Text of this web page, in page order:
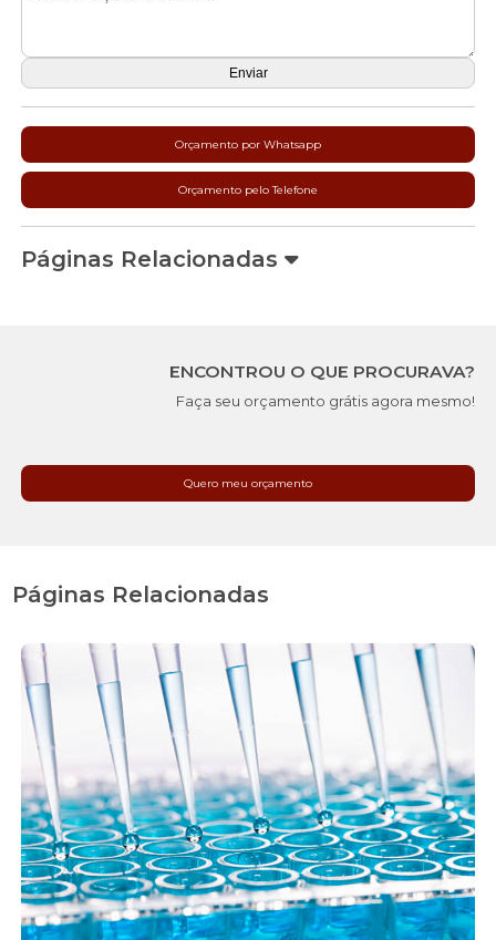
Orçamento por Whatsapp
Orçamento pelo Telefone
Páginas Relacionadas
ENCONTROU O QUE PROCURAVA?
Faça seu orçamento grátis agora mesmo!
Quero meu orçamento
Páginas Relacionadas